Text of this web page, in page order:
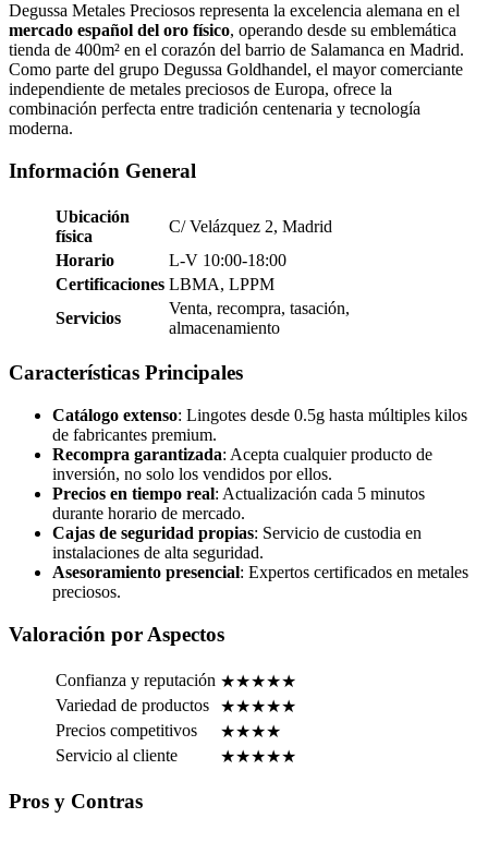
Degussa Metales Preciosos representa la excelencia alemana en el
mercado español del oro físico, operando desde su emblemática
tienda de 400m² en el corazón del barrio de Salamanca en Madrid.
Como parte del grupo Degussa Goldhandel, el mayor comerciante
independiente de metales preciosos de Europa, ofrece la
combinación perfecta entre tradición centenaria y tecnología
moderna.
Información General
Ubicación
física
C/ Velázquez 2, Madrid
Horario
L-V 10:00-18:00
Certificaciones LBMA, LPPM
Servicios
Venta, recompra, tasación,
almacenamiento
Características Principales
Catálogo extenso: Lingotes desde 0.5g hasta múltiples kilos
de fabricantes premium.
Recompra garantizada: Acepta cualquier producto de
inversión, no solo los vendidos por ellos.
Precios en tiempo real: Actualización cada 5 minutos
durante horario de mercado.
Cajas de seguridad propias: Servicio de custodia en
instalaciones de alta seguridad.
Asesoramiento presencial: Expertos certificados en metales
preciosos.
Valoración por Aspectos
Confianza y reputación ★★★★★
Variedad de productos
★★★★★
Precios competitivos
★★★★
Servicio al cliente
★★★★★
Pros y Contras